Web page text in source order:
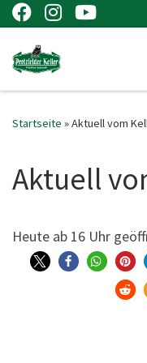
Zum Inhalt springen
Startseite »Aktuell vom
Aktuell
Heu­te ab 16 Uhr